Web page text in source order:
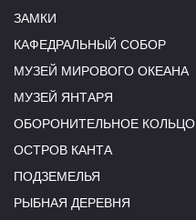
ЗАМКИ
КАФЕДРАЛЬНЫЙ СОБОР
МУЗЕЙ МИРОВОГО ОКЕАНА
МУЗЕЙ ЯНТАРЯ
ОБОРОНИТЕЛЬНОЕ КОЛЬЦО
ОСТРОВ КАНТА
ПОДЗЕМЕЛЬЯ
РЫБНАЯ ДЕРЕВНЯ